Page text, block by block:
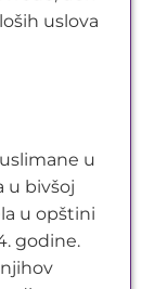
uslova
u
u bivšoj
u opštini
godine.